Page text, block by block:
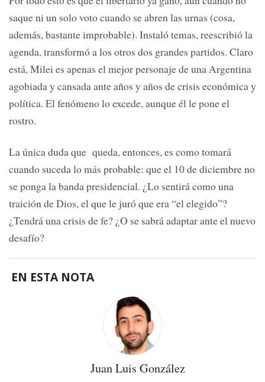
saque ni un solo voto cuando se abren las urnas (cosa,
además, bastante improbable). Instaló temas, reescribió la
agenda, transformó a los otros dos grandes partidos. Claro
está, Milei es apenas el mejor personaje de una Argentina
agobiada y cansada ante años y años de crisis económica y
política. El fenómeno lo excede, aunque él le pone el
rostro.
La única duda que queda, entonces, es como tomará
cuando suceda lo más probable: que el 10 de diciembre no
se ponga la banda presidencial. ¿Lo sentirá como una
traición de Dios, el que le juró que era “el elegido”?
¿Tendrá una crisis de fe? ¿O se sabrá adaptar ante el nuevo
desafío?
EN ESTA NOTA
Juan Luis González